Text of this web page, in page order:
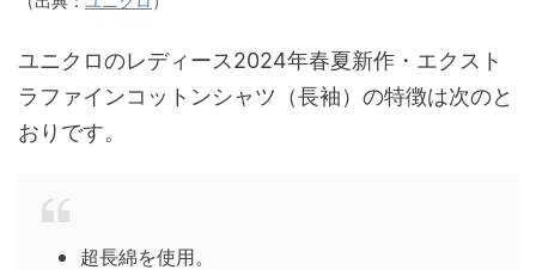
ユニクロのレディース2024年春夏新作・エクスト
ラファインコットンシャツ（長袖）の特徴は次のと
おりです。
超長綿を使用。